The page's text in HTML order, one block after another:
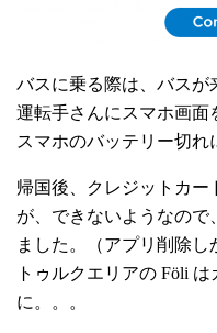
バスに乗る際は、バスが
運転手さんにスマホ画面
スマホのバッテリー切れ
帰国後、クレジットカー
が、できないようなので
ました。（アプリ削除し
トゥルクエリアの Föli
に。。。